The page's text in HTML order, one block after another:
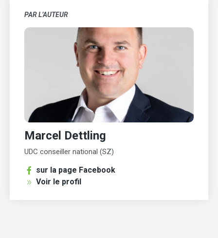
PAR L’AUTEUR
Marcel Dettling
UDC conseiller national (SZ)
sur la page Facebook
Voir le profil